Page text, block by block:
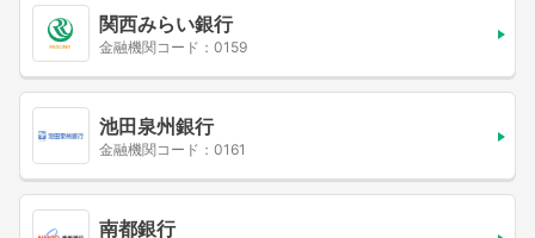
関西みらい銀行
金融機関コード：0159
池田泉州銀行
金融機関コード：0161
南都銀行